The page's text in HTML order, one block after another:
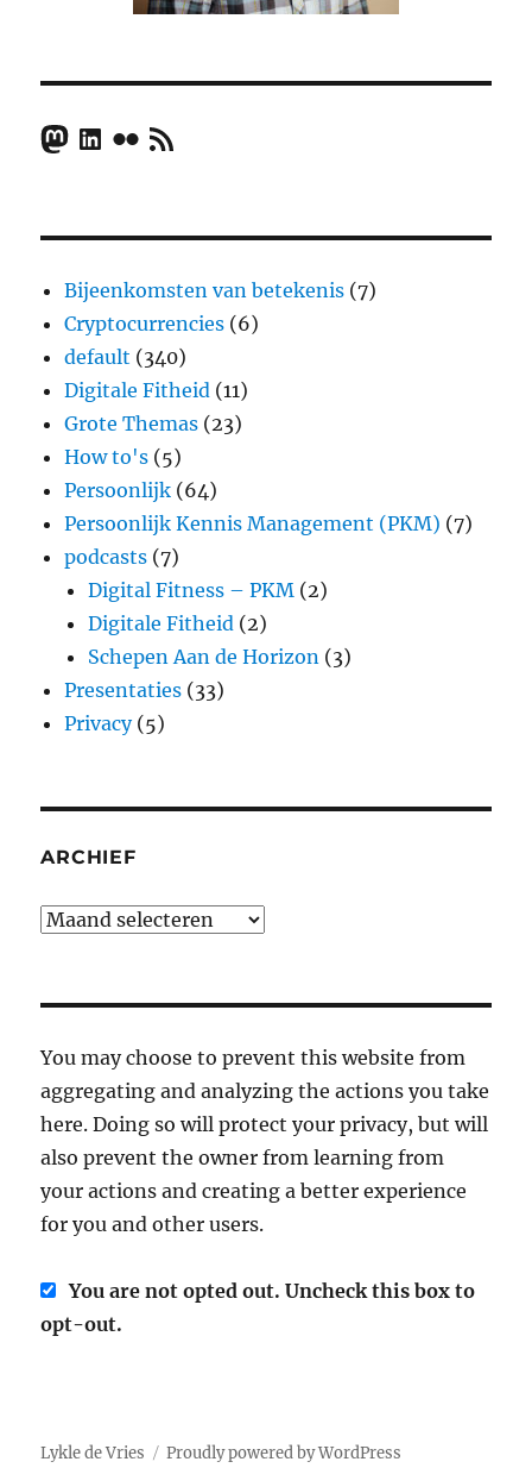
Mastodon
LinkedIn
FlickrRSS Feed
Bijeenkomsten van betekenis (7)
Cryptocurrencies (6)
default (340)
Digitale Fitheid (11)
Grote Themas (23)
How to's (5)
Persoonlijk (64)
Persoonlijk Kennis Management (PKM) (7)
podcasts (7)
Digital Fitness – PKM (2)
Digitale Fitheid (2)
Schepen Aan de Horizon (3)
Presentaties (33)
Privacy(5)
ARCHIEF
Archief
You may choose to prevent this website from
aggregating and analyzing the actions you take
here. Doing so will protect your privacy, but will
also prevent the owner from learning from
your actions and creating a better experience
for you and other users.
You are not opted out. Uncheck this box to
opt-out.
Lykle de Vries Proudly powered by WordPress